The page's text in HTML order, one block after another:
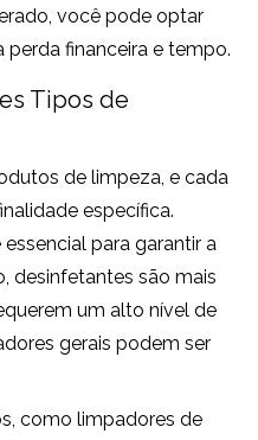
você pode optar
financeira e tempo.
Tipos de
de limpeza, e cada
específica.
para garantir a
desinfetantes são mais
um alto nível de
gerais podem ser
como limpadores de